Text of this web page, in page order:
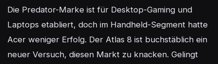
Die Predator-Marke ist für Desktop-Gaming und
Laptops etabliert, doch im Handheld-Segment hatte
Acer weniger Erfolg. Der Atlas 8 ist buchstäblich ein
neuer Versuch, diesen Markt zu knacken. Gelingt